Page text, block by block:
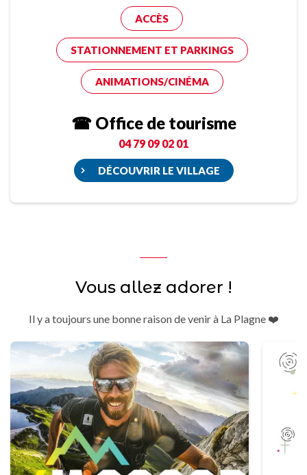
ACCÈS
STATIONNEMENT ET PARKINGS
ANIMATIONS/CINÉMA
☎ Office de tourisme
04 79 09 02 01
DÉCOUVRIR LE VILLAGE
Vous allez adorer !
Il y a toujours une bonne raison de venir à La Plagne ❤️